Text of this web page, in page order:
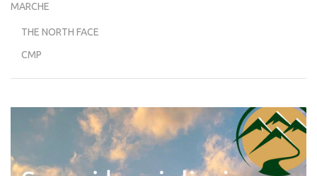
MARCHE
THE NORTH FACE
CMP